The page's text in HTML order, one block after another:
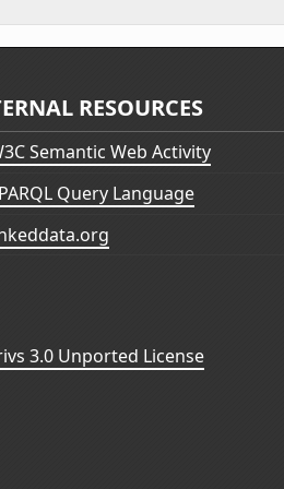
RESOURCES
Semantic Web Activity
Query Language
3.0 Unported License